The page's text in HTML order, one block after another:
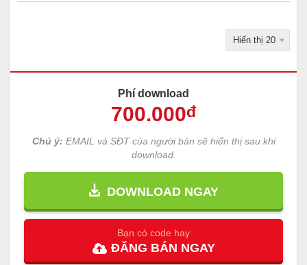
Phí download
700.000đ
Chú ý: EMAIL và SĐT của người bán sẽ hiển thị sau khi
download.
DOWNLOAD NGAY
Bạn có code hay
ĐĂNG BÁN NGAY